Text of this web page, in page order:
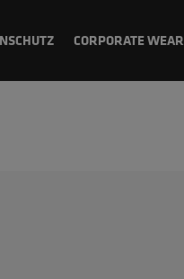
CORPORATE WEAR